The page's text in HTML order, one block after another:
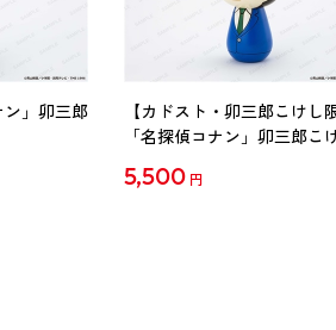
」卯三郎
【カドスト・卯三郎こけし
「名探偵コナン」卯三郎こ
5,500 円